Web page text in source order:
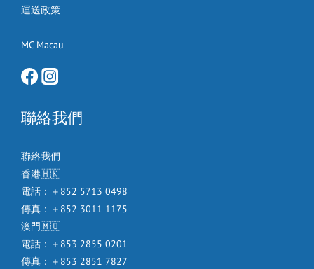
運送政策
MC Macau
聯絡我們
聯絡我們
香港🇭🇰
電話：＋852 5713 0498
傳真：＋852 3011 1175
澳門🇲🇴
電話：＋853 2855 0201
傳真：＋853 2851 7827